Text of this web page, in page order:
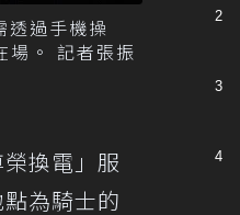
過手機操
場。 記者張振
換電」服
為騎士的